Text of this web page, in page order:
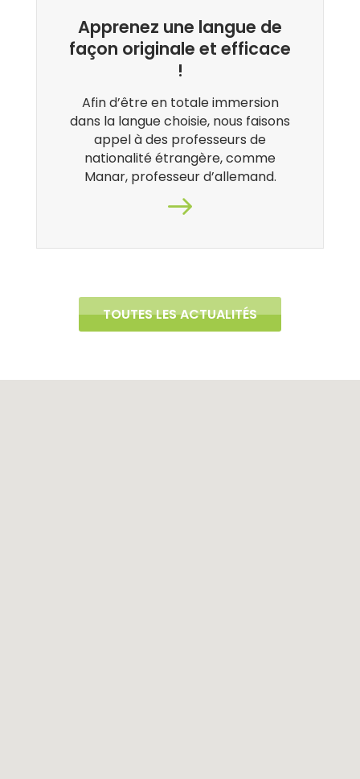
Apprenez une langue de
façon originale et efficace
!
Afin d’être en totale immersion
dans la langue choisie, nous faisons
appel à des professeurs de
nationalité étrangère, comme
Manar, professeur d’allemand.
TOUTES LES ACTUALITÉS